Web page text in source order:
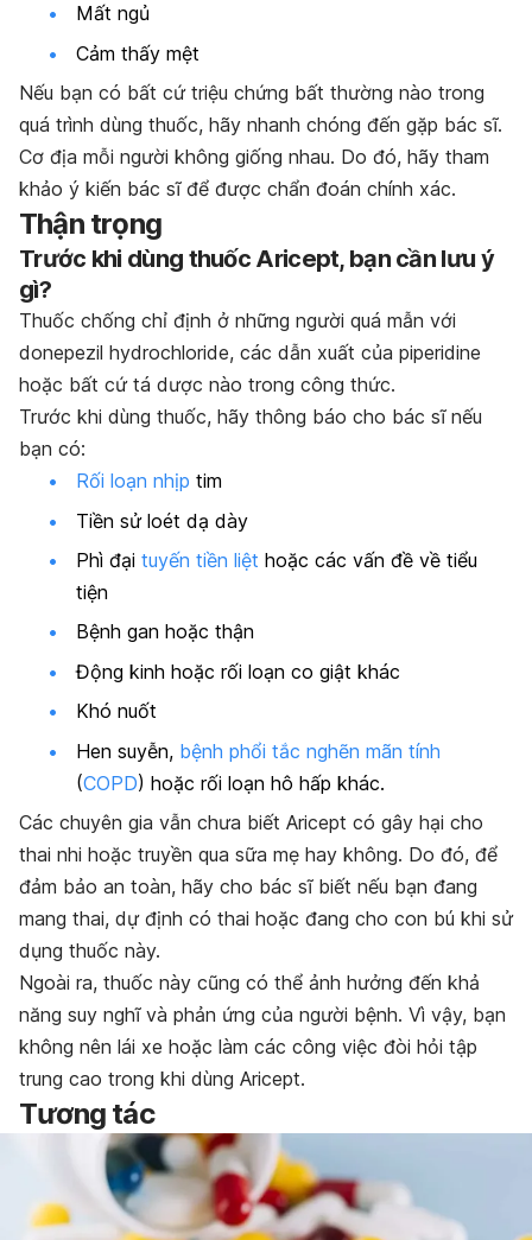
Mất ngủ
Cảm thấy mệt
Nếu bạn có bất cứ triệu chứng bất thường nào trong
quá trình dùng thuốc, hãy nhanh chóng đến gặp bác sĩ.
Cơ địa mỗi người không giống nhau. Do đó, hãy tham
khảo ý kiến bác sĩ để được chẩn đoán chính xác.
Thận trọng
Trước khi dùng thuốc Aricept, bạn cần lưu ý
gì?
Thuốc chống chỉ định ở những người quá mẫn với
donepezil hydrochloride, các dẫn xuất của piperidine
hoặc bất cứ tá dược nào trong công thức.
Trước khi dùng thuốc, hãy thông báo cho bác sĩ nếu
bạn có:
Rối loạn nhịp tim
Tiền sử loét dạ dày
Phì đại tuyến tiền liệt hoặc các vấn đề về tiểu
tiện
Bệnh gan hoặc thận
Động kinh hoặc rối loạn co giật khác
Khó nuốt
Hen suyễn, bệnh phổi tắc nghẽn mãn tính
(COPD) hoặc rối loạn hô hấp khác.
Các chuyên gia vẫn chưa biết Aricept có gây hại cho
thai nhi hoặc truyền qua sữa mẹ hay không. Do đó, để
đảm bảo an toàn, hãy cho bác sĩ biết nếu bạn đang
mang thai, dự định có thai hoặc đang cho con bú khi sử
dụng thuốc này.
Ngoài ra, thuốc này cũng có thể ảnh hưởng đến khả
năng suy nghĩ và phản ứng của người bệnh. Vì vậy, bạn
không nên lái xe hoặc làm các công việc đòi hỏi tập
trung cao trong khi dùng Aricept.
Tương tác